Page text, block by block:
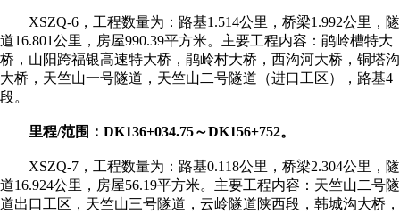
XSZQ-6，工程数量为：路基1.514公里，桥梁1.992公里，隧
道16.801公里，房屋990.39平方米。主要工程内容：鹃岭槽特大
桥，山阳跨福银高速特大桥，鹃岭村大桥，西沟河大桥，铜塔沟
大桥，天竺山一号隧道，天竺山二号隧道（进口工区），路基4
段。
里程/范围：DK136+034.75～DK156+752。
XSZQ-7，工程数量为：路基0.118公里，桥梁2.304公里，隧
道16.924公里，房屋56.19平方米。主要工程内容：天竺山二号隧
道出口工区，天竺山三号隧道，云岭隧道陕西段，韩城沟大桥，